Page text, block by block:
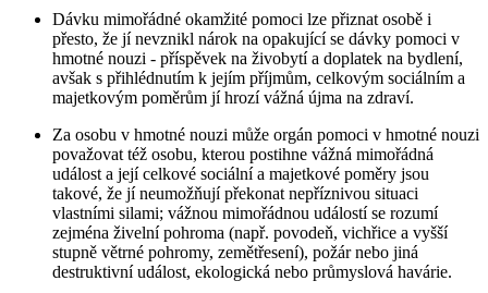
Dávku mimořádné okamžité pomoci lze přiznat osobě i
přesto, že jí nevznikl nárok na opakující se dávky pomoci v
hmotné nouzi - příspěvek na živobytí a doplatek na bydlení,
avšak s přihlédnutím k jejím příjmům, celkovým sociálním a
majetkovým poměrům jí hrozí vážná újma na zdraví.
Za osobu v hmotné nouzi může orgán pomoci v hmotné nouzi
považovat též osobu, kterou postihne vážná mimořádná
událost a její celkové sociální a majetkové poměry jsou
takové, že jí neumožňují překonat nepříznivou situaci
vlastními silami; vážnou mimořádnou událostí se rozumí
zejména živelní pohroma (např. povodeň, vichřice a vyšší
stupně větrné pohromy, zemětřesení), požár nebo jiná
destruktivní událost, ekologická nebo průmyslová havárie.